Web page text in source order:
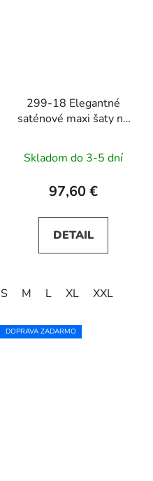
299-18 Elegantné
saténové maxi šaty na
čierne s trblietkami
Skladom do 3-5 dní
97,60 €
DETAIL
S M L XL XXL
DOPRAVA ZADARMO